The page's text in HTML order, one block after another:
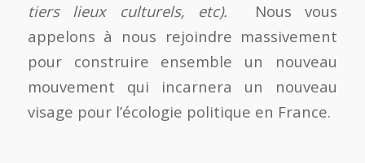
tiers lieux culturels, etc). Nous vous
appelons à nous rejoindre massivement
pour construire ensemble un nouveau
mouvement qui incarnera un nouveau
visage pour l’écologie politique en France.